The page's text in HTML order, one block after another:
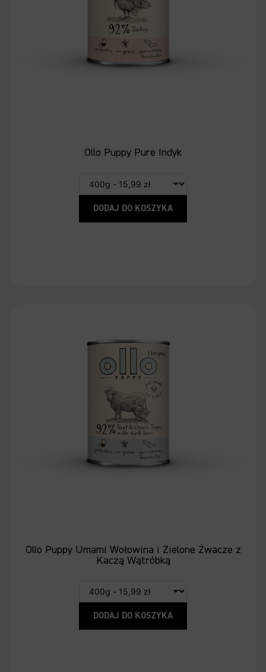
Ollo Puppy Pure Indyk
DODAJ DO KOSZYKA
Ollo Puppy Umami Wołowina i Zielone Żwacze z
Kaczą Wątróbką
DODAJ DO KOSZYKA